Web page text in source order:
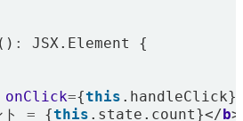
() : JSX. Element
{
onClick={this . handleClick
= {this . state . count}</b>